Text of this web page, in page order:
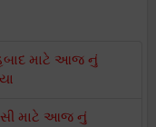
માટે આજ નું
માટે આજ નું